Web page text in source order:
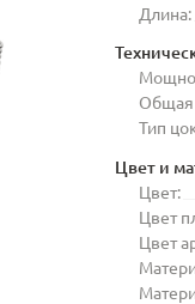
Длина:
Общая
Тип
Цвет и
Цвет:
Цвет
Цвет